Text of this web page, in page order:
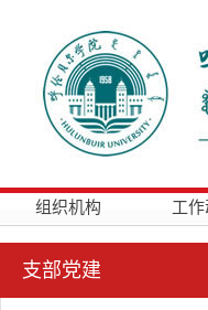
组织机构 工
支部党建